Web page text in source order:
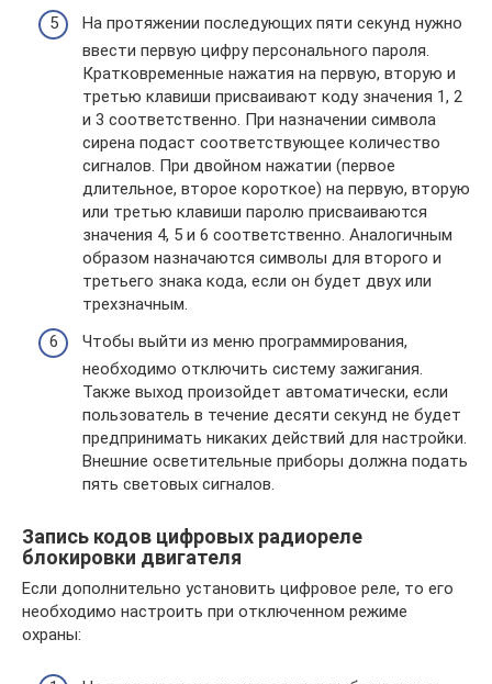
На протяжении последующих пяти секунд нужно
ввести первую цифру персонального пароля.
Кратковременные нажатия на первую, вторую и
третью клавиши присваивают коду значения 1, 2
и 3 соответственно. При назначении символа
сирена подаст соответствующее количество
сигналов. При двойном нажатии (первое
длительное, второе короткое) на первую, вторую
или третью клавиши паролю присваиваются
значения 4, 5 и 6 соответственно. Аналогичным
образом назначаются символы для второго и
третьего знака кода, если он будет двух или
трехзначным.
Чтобы выйти из меню программирования,
необходимо отключить систему зажигания.
Также выход произойдет автоматически, если
пользователь в течение десяти секунд не будет
предпринимать никаких действий для настройки.
Внешние осветительные приборы должна подать
пять световых сигналов.
Запись кодов цифровых радиореле
блокировки двигателя
Если дополнительно установить цифровое реле, то его
необходимо настроить при отключенном режиме
охраны: